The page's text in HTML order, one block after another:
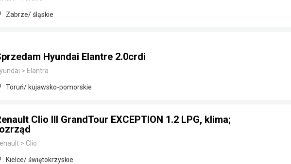
Zabrze/ śląskie
Hyundai Elantre 2.0crdi
> Elantra
Toruń/ kujawsko-pomorskie
Clio III GrandTour EXCEPTION 1.2 LPG, klima;
> Clio
Kielce/ świętokrzyskie